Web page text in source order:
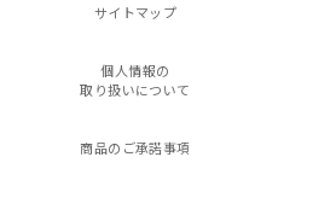
サイトマップ
個人情報の
取り扱いについて
商品のご承諾事項